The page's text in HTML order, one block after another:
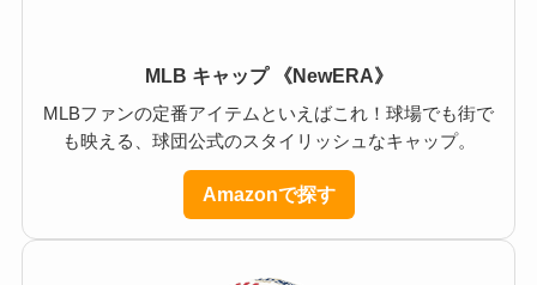
MLB キャップ 《NewERA》
MLBファンの定番アイテムといえばこれ！球場でも街で
も映える、球団公式のスタイリッシュなキャップ。
Amazonで探す